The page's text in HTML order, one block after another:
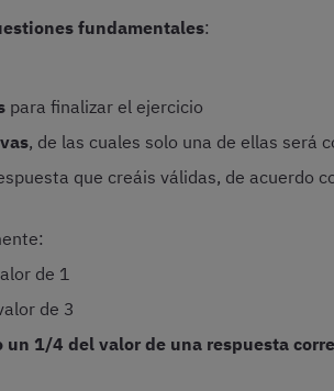
fundamentales:
para finalizar el ejercicio
, de las cuales solo una de ellas será
que creáis válidas, de acuerdo
de 1
de 3
un 1/4 del valor de una respuesta